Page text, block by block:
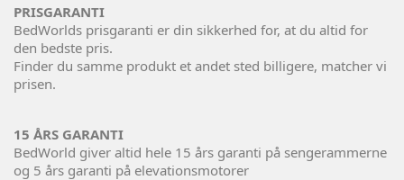
PRISGARANTI
BedWorlds prisgaranti er din sikkerhed for, at du altid for
den bedste pris.
Finder du samme produkt et andet sted billigere, matcher vi
prisen.
15 ÅRS GARANTI
BedWorld giver altid hele 15 års garanti på sengerammerne
og 5 års garanti på elevationsmotorer